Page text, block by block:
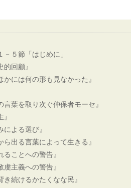
５節「はじめに」
回顧』
には何の形も見なかった』
葉を取り次ぐ仲保者モーセ』
よる選び』
出る言葉によって生きる』
ことへの警告』
主義への警告』
続けるかたくなな民』